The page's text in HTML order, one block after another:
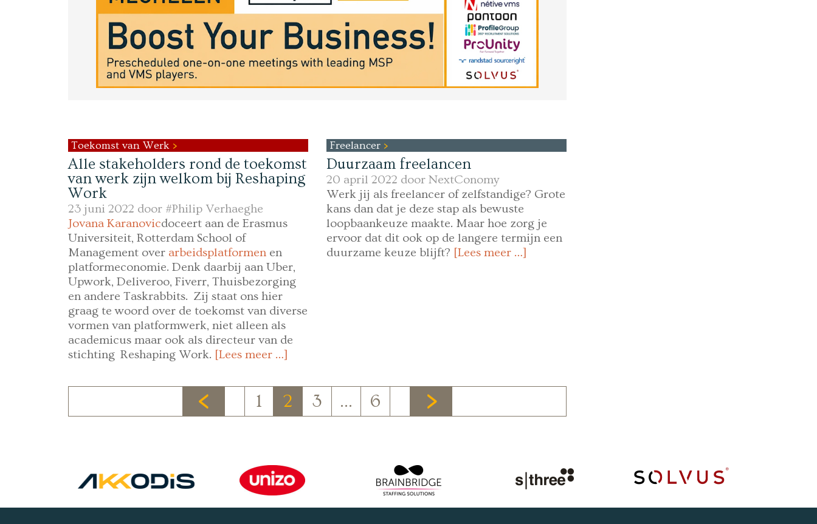
Toekomst van Werk
Alle stakeholders rond de toekomst
van werk zijn welkom bij Reshaping
Work
23 juni 2022 door #Philip Verhaeghe
Jovana Karanovicdoceert aan de Erasmus
Universiteit, Rotterdam School of
Management over arbeidsplatformen en
platformeconomie. Denk daarbij aan Uber,
Upwork, Deliveroo, Fiverr, Thuisbezorging
en andere Taskrabbits. Zij staat ons hier
graag te woord over de toekomst van diverse
vormen van platformwerk, niet alleen als
academicus maar ook als directeur van de
stichting Reshaping Work. [Lees meer …]
Freelancer
Duurzaam freelancen
20 april 2022 door NextConomy
Werk jij als freelancer of zelfstandige? Grote
kans dan dat je deze stap als bewuste
loopbaankeuze maakte. Maar hoe zorg je
ervoor dat dit ook op de langere termijn een
duurzame keuze blijft? [Lees meer …]
1 2 3 … 6